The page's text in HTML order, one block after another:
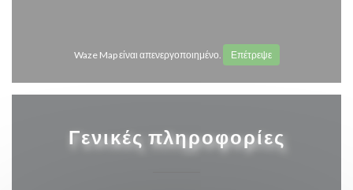
Waze Map είναι απενεργοποιημένο. Επέτρεψε
Γενικές πληροφορίες